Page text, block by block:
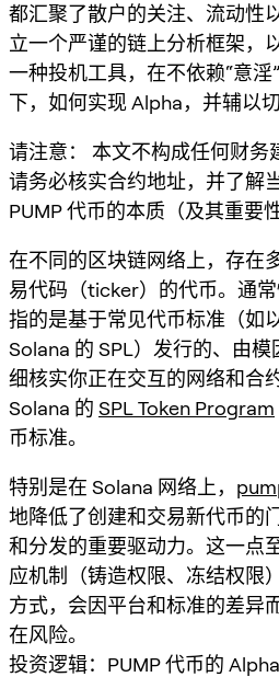
都汇聚了散户的关注、流动性
立一个严谨的链上分析框架，
一种投机工具，在不依赖“意
下，如何实现 Alpha，并辅以
请注意：
本文不构成任何财务
请务必核实合约地址，并了解
PUMP 代币的本质（及其重要性
在不同的区块链网络上，存在
易代码（ticker）的代币。通常
指的是基于常见代币标准（如
Solana 的 SPL）发行的、由
细核实你正在交互的网络和合
Solana 的 SPL Token Program
币标准。
特别是在 Solana 网络上，
地降低了创建和交易新代币的
和分发的重要驱动力。这一点
应机制（铸造权限、冻结权限
方式，会因平台和标准的差异
在风险。
投资逻辑：PUMP 代币的